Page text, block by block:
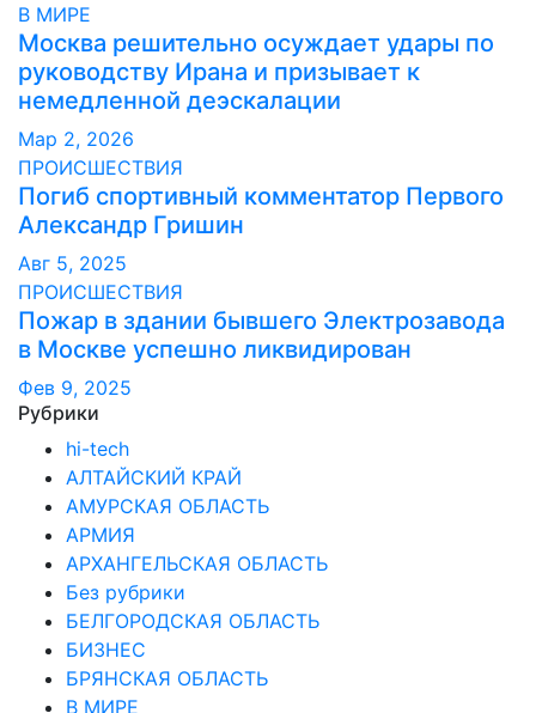
В МИРЕ
Москва решительно осуждает удары по
руководству Ирана и призывает к
немедленной деэскалации
Мар 2, 2026
ПРОИСШЕСТВИЯ
Погиб спортивный комментатор Первого
Александр Гришин
Авг 5, 2025
ПРОИСШЕСТВИЯ
Пожар в здании бывшего Электрозавода
в Москве успешно ликвидирован
Фев 9, 2025
Рубрики
hi-tech
АЛТАЙСКИЙ КРАЙ
АМУРСКАЯ ОБЛАСТЬ
АРМИЯ
АРХАНГЕЛЬСКАЯ ОБЛАСТЬ
Без рубрики
БЕЛГОРОДСКАЯ ОБЛАСТЬ
БИЗНЕС
БРЯНСКАЯ ОБЛАСТЬ
В МИРЕ